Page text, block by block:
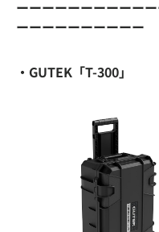
ーーーーーーーーーー
ーーーーーーーーーー
・GUTEK「T-300」